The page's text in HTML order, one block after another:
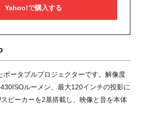
Yahoo!で購入する
ポータブルプロジェクターです。解像度
ルーメン、最大120インチの投影に
ピーカーを2基搭載し、映像と音を本体